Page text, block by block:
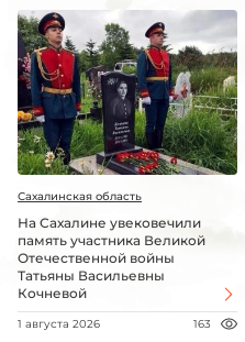
Сахалинская область
На Сахалине увековечили
память участника Великой
Отечественной войны
Татьяны Васильевны
Кочневой
1 августа 2026 163